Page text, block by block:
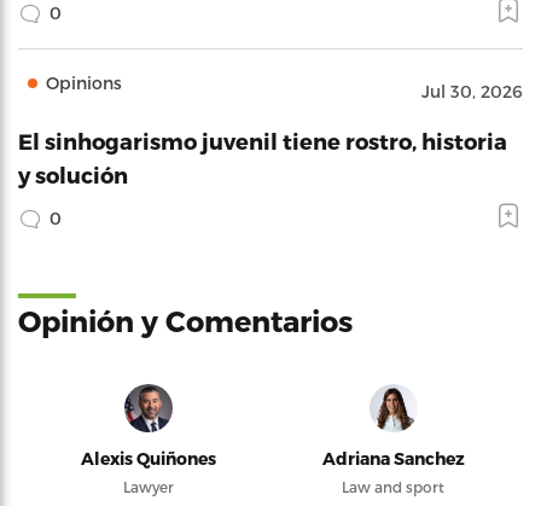
0
Opinions Jul 30, 2026
El sinhogarismo juvenil tiene rostro, historia
y solución
0
Opinión y Comentarios
Alexis Quiñones
Lawyer
Adriana Sanchez
Law and sport